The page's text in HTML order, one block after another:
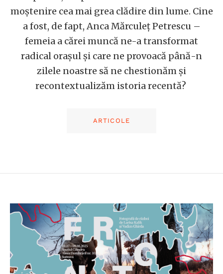
moștenire cea mai grea clădire din lume. Cine
a fost, de fapt, Anca Mărculeț Petrescu –
femeia a cărei muncă ne-a transformat
radical orașul și care ne provoacă până-n
zilele noastre să ne chestionăm și
recontextualizăm istoria recentă?
ARTICOLE